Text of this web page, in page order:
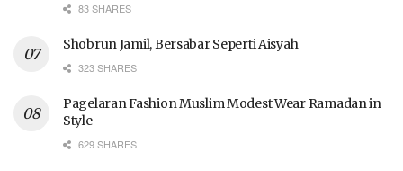
83 SHARES
Shobrun Jamil, Bersabar Seperti Aisyah
323 SHARES
Pagelaran Fashion Muslim Modest Wear Ramadan in
Style
629 SHARES